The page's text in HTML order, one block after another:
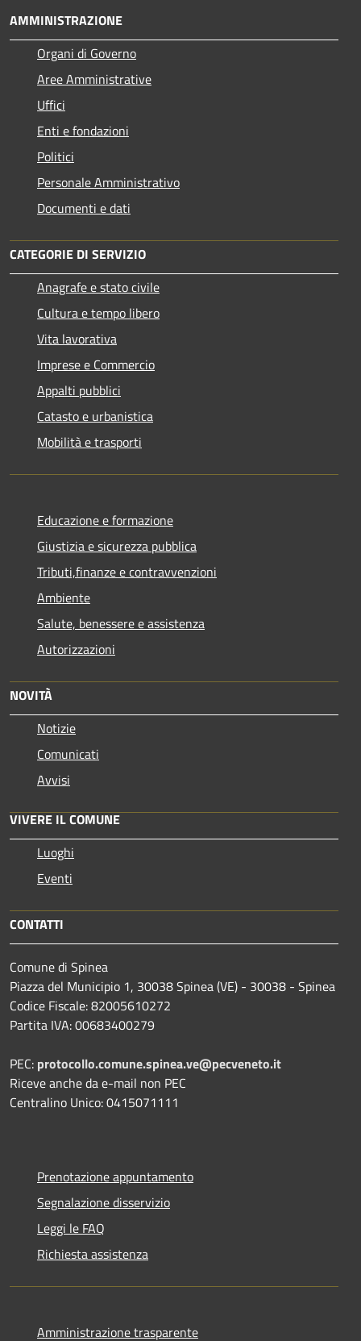
AMMINISTRAZIONE
Organi di Governo
Aree Amministrative
Uffici
Enti e fondazioni
Politici
Personale Amministrativo
Documenti e dati
CATEGORIE DI SERVIZIO
Anagrafe e stato civile
Cultura e tempo libero
Vita lavorativa
Imprese e Commercio
Appalti pubblici
Catasto e urbanistica
Mobilità e trasporti
Educazione e formazione
Giustizia e sicurezza pubblica
Tributi,finanze e contravvenzioni
Ambiente
Salute, benessere e assistenza
Autorizzazioni
NOVITÀ
Notizie
Comunicati
Avvisi
VIVERE IL COMUNE
Luoghi
Eventi
CONTATTI
Comune di Spinea
Piazza del Municipio 1, 30038 Spinea (VE) - 30038 - Spinea
Codice Fiscale: 82005610272
Partita IVA: 00683400279
PEC: protocollo.comune.spinea.ve@pecveneto.it
Riceve anche da e-mail non PEC
Centralino Unico: 0415071111
Prenotazione appuntamento
Segnalazione disservizio
Leggi le FAQ
Richiesta assistenza
Amministrazione trasparente